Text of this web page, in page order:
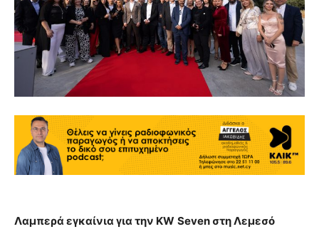
Λαμπερά εγκαίνια για την KW Seven στη Λεμεσό